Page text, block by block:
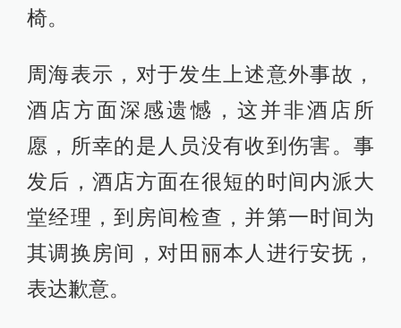
椅。
周海表示，对于发生上述意外事故，
酒店方面深感遗憾，这并非酒店所
愿，所幸的是人员没有收到伤害。事
发后，酒店方面在很短的时间内派大
堂经理，到房间检查，并第一时间为
其调换房间，对田丽本人进行安抚，
表达歉意。